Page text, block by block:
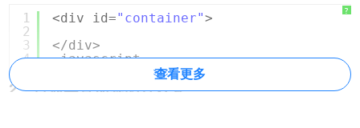
?
1
2
3
4
<div id="container">
</div>
javascript
2、普通垂直加载图片效果：
查看更多